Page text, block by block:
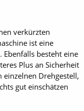
verkürzten
ist eine
Ebenfalls besteht eine
Plus an Sicherheit
einzelnen Drehgestell,
gut einschätzen